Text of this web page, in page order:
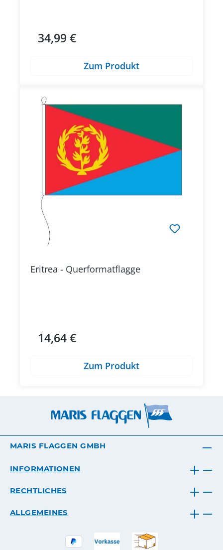
Regulärer Preis:
34,99 €
Zum Produkt
Eritrea - Querformatflagge
Regulärer Preis:
14,64 €
Zum Produkt
MARIS FLAGGEN GMBH
INFORMATIONEN
RECHTLICHES
ALLGEMEINES